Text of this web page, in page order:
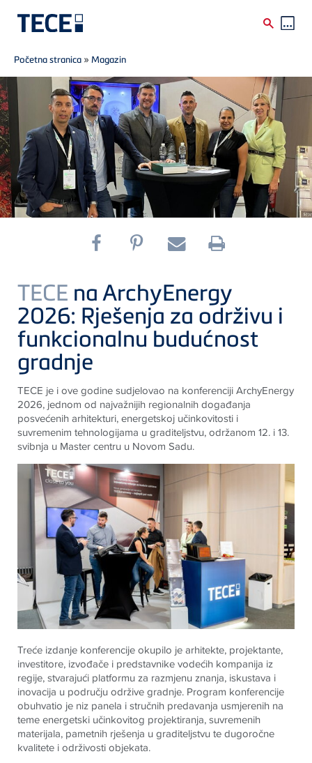
Skip to main content
Breadcrumb
Početna stranica »Magazin
TECE na ArchyEnergy
2026: Rješenja za održivu i
funkcionalnu budućnost
gradnje
TECE je i ove godine sudjelovao na konferenciji ArchyEnergy
2026, jednom od najvažnijih regionalnih događanja
posvećenih arhitekturi, energetskoj učinkovitosti i
suvremenim tehnologijama u graditeljstvu, održanom 12. i 13.
svibnja u Master centru u Novom Sadu.
Treće izdanje konferencije okupilo je arhitekte, projektante,
investitore, izvođače i predstavnike vodećih kompanija iz
regije, stvarajući platformu za razmjenu znanja, iskustava i
inovacija u području održive gradnje. Program konferencije
obuhvatio je niz panela i stručnih predavanja usmjerenih na
teme energetski učinkovitog projektiranja, suvremenih
materijala, pametnih rješenja u graditeljstvu te dugoročne
kvalitete i održivosti objekata.